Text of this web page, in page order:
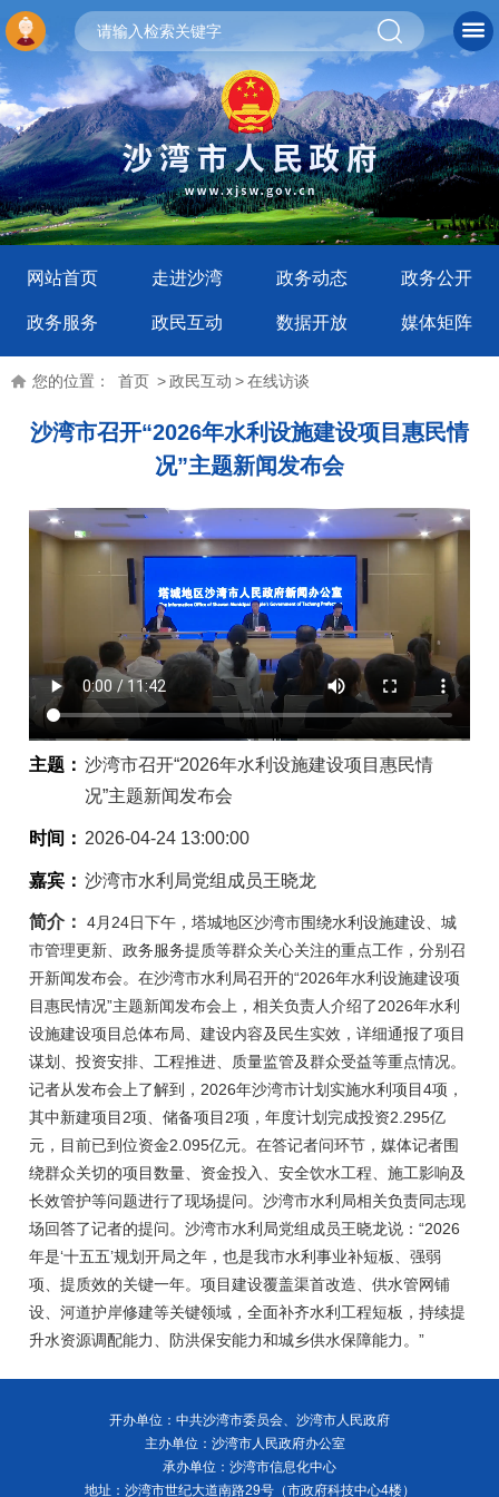
网站首页 走进沙湾 政务动态 政务公开
政务服务 政民互动 数据开放 媒体矩阵
您的位置： 首页 >政民互动 >在线访谈
沙湾市召开“2026年水利设施建设项目惠民情
况”主题新闻发布会
主题： 沙湾市召开“2026年水利设施建设项目惠民情
况”主题新闻发布会
时间： 2026-04-24 13:00:00
嘉宾： 沙湾市水利局党组成员王晓龙
简介：
4月24日下午，塔城地区沙湾市围绕水利设施建设、城
市管理更新、政务服务提质等群众关心关注的重点工作，分别召
开新闻发布会。在沙湾市水利局召开的“2026年水利设施建设项
目惠民情况”主题新闻发布会上，相关负责人介绍了2026年水利
设施建设项目总体布局、建设内容及民生实效，详细通报了项目
谋划、投资安排、工程推进、质量监管及群众受益等重点情况。
记者从发布会上了解到，2026年沙湾市计划实施水利项目4项，
其中新建项目2项、储备项目2项，年度计划完成投资2.295亿
元，目前已到位资金2.095亿元。在答记者问环节，媒体记者围
绕群众关切的项目数量、资金投入、安全饮水工程、施工影响及
长效管护等问题进行了现场提问。沙湾市水利局相关负责同志现
场回答了记者的提问。沙湾市水利局党组成员王晓龙说：“2026
年是‘十五五’规划开局之年，也是我市水利事业补短板、强弱
项、提质效的关键一年。项目建设覆盖渠首改造、供水管网铺
设、河道护岸修建等关键领域，全面补齐水利工程短板，持续提
升水资源调配能力、防洪保安能力和城乡供水保障能力。”
开办单位：中共沙湾市委员会、沙湾市人民政府
主办单位：沙湾市人民政府办公室
承办单位：沙湾市信息化中心
地址：沙湾市世纪大道南路29号（市政府科技中心4楼）